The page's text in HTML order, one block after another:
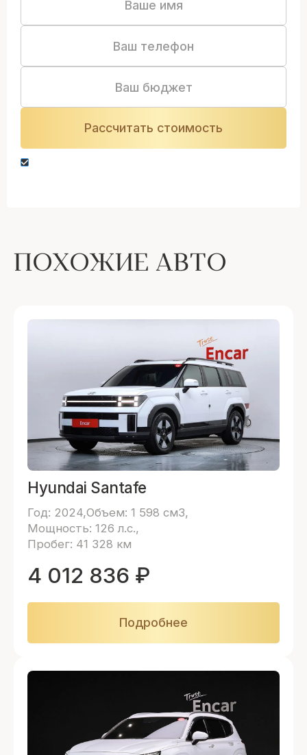
ПОХОЖИЕ АВТО
Hyundai Santafe
Год: 2024 Объем: 1 598 см3
Мощность: 126 л.с.
Пробег: 41 328 км
4 012 836 ₽
Подробнее